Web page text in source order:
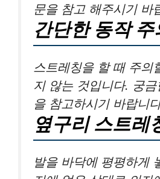
문을 참고 해주시기 바
간단한 동작
스트레칭을 할 때 주의
지 않는 것입니다. 궁
을 참고하시기 바랍니
옆구리 스트레
발을 바닥에 평평하게